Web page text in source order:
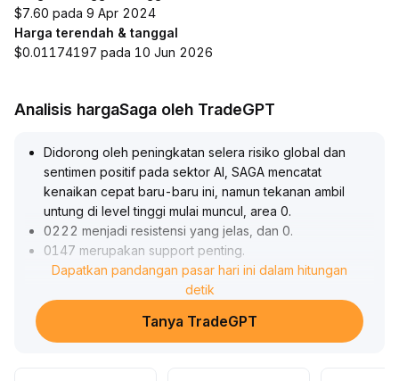
$7.60 pada 9 Apr 2024
Harga terendah & tanggal
$0.01174197 pada 10 Jun 2026
Analisis hargaSaga oleh TradeGPT
Didorong oleh peningkatan selera risiko global dan
sentimen positif pada sektor AI, SAGA mencatat
kenaikan cepat baru-baru ini, namun tekanan ambil
untung di level tinggi mulai muncul, area 0.
0222 menjadi resistensi yang jelas, dan 0.
0147 merupakan support penting.
Disarankan investor memperhatikan pembentukan dasar
0140–0
0150; jika mampu bertahan dan harga kembali naik di
Dapatkan pandangan pasar hari ini dalam hitungan
detik
Tanya TradeGPT